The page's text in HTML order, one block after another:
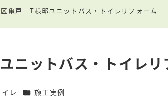
亀戸 T様邸ユニットバス・トイレリフォーム
ニットバス・トイレリ
リー
イレ カテゴリー
施工実例